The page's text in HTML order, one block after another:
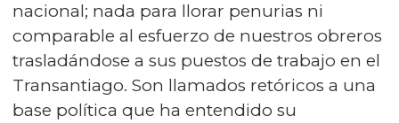
nacional; nada para llorar penurias ni
comparable al esfuerzo de nuestros obreros
trasladándose a sus puestos de trabajo en el
Transantiago. Son llamados retóricos a una
base política que ha entendido su